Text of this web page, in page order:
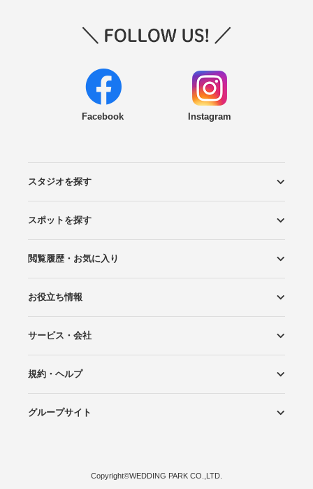
Facebook Instagram
スタジオを探す
エリアから探す
こだわりから探す
NEW PHOTO STYLE
プランから探す
フォトタイプ診断
フォトグラファーから探す
国内リゾートから探す
スポットを探す
ロケーションから探す
スタジオから探す
閲覧履歴・お気に入り
閲覧スタジオ
お気に入り
お役立ち情報
Wedding Photo マガジン
はじめてガイド
サービス・会社
Photoraitとは
スタジオの掲載について
お問い合わせ
運営会社
サイトマップ
規約・ヘルプ
プライバシーポリシー
利用規約
ヘルプ
グループサイト
Copyright©WEDDING PARK CO.,LTD.